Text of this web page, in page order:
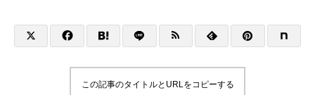
この記事のタイトルとURLをコピーする